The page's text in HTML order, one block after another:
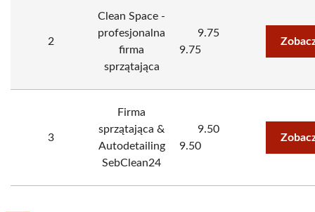
2
Clean Space -
profesjonalna
firma
sprzątająca
9.75
9.75
3
Firma
sprzątająca &
Autodetailing
SebClean24
9.50
9.50